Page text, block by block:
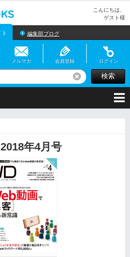
こんにちは、
ゲスト様
編集部ブログ
メルマガ 会員登録 ログイン
リセット検索
年4月号